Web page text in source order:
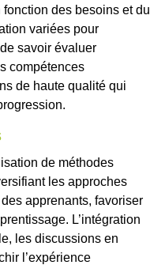
fonction des besoins et du
variées pour
savoir évaluer
compétences
de haute qualité qui
de méthodes
les approches
apprenants, favoriser
L’intégration
les discussions en
l’expérience